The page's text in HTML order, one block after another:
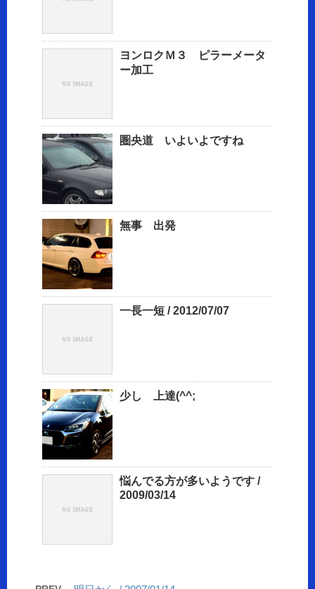
ヨンロクＭ３ ピラーメータ
ー加工
圏央道 いよいよですね
無事 出発
一長一短 / 2012/07/07
少し 上達(^^;
悩んでる方が多いようです /
2009/03/14